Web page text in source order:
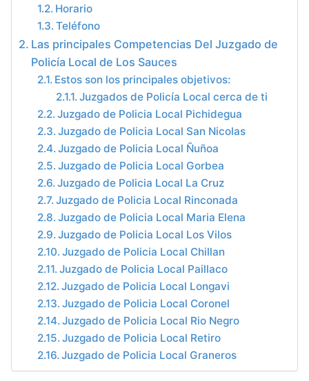
Horario
Teléfono
Las principales Competencias Del Juzgado de
Policía Local de Los Sauces
Estos son los principales objetivos:
Juzgados de Policía Local cerca de ti
Juzgado de Policia Local Pichidegua
Juzgado de Policia Local San Nicolas
Juzgado de Policia Local Ñuñoa
Juzgado de Policia Local Gorbea
Juzgado de Policia Local La Cruz
Juzgado de Policia Local Rinconada
Juzgado de Policia Local Maria Elena
Juzgado de Policia Local Los Vilos
Juzgado de Policia Local Chillan
Juzgado de Policia Local Paillaco
Juzgado de Policia Local Longavi
Juzgado de Policia Local Coronel
Juzgado de Policia Local Rio Negro
Juzgado de Policia Local Retiro
Juzgado de Policia Local Graneros